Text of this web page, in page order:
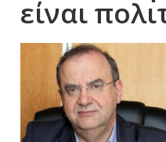
είναι